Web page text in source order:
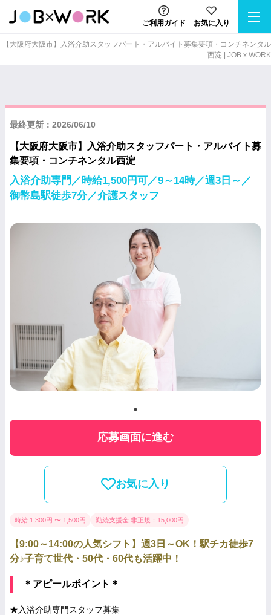
ご利用ガイド お気に入り
【大阪府大阪市】入浴介助スタッフパート・アルバイト募集要項・コンチネンタル
西淀 | JOB x WORK
最終更新：2026/06/10
【大阪府大阪市】入浴介助スタッフパート・アルバイト募
集要項・コンチネンタル西淀
入浴介助専門／時給1,500円可／9～14時／週3日～／
御幣島駅徒歩7分／介護スタッフ
応募画面に進む
お気に入り
時給 1,300円 〜 1,500円 勤続支援金 非正規：15,000円
【9:00～14:00の人気シフト】週3日～OK！駅チカ徒歩7
分♪子育て世代・50代・60代も活躍中！
＊アピールポイント＊
★入浴介助専門スタッフ募集